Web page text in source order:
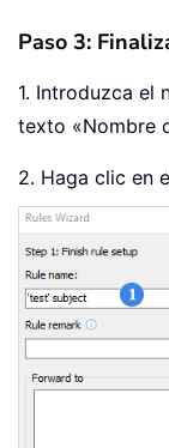
Paso 3:
1. Introduzca el
texto «Nombre
2. Haga clic en